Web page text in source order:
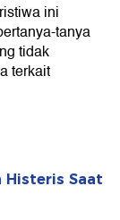
ini
tanya
tidak
terkait
Histeris Saat